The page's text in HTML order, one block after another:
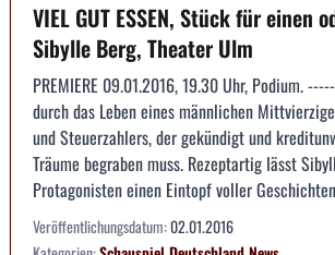
VIEL GUT ESSEN, Stück für einen
Sibylle Berg, Theater Ulm
PREMIERE 09.01.2016, 19.30 Uhr, Podium.
durch das Leben eines männlichen
und Steuerzahlers, der gekündigt und
Träume begraben muss. Rezeptartig lässt
Protagonisten einen Eintopf voller
Veröffentlichungsdatum:02.01.2016